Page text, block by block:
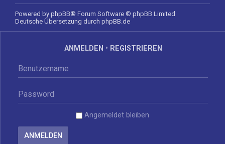
Powered by phpBB® Forum Software © phpBB Limited
Deutsche Übersetzung durch phpBB.de
ANMELDEN • REGISTRIEREN
Angemeldet bleiben